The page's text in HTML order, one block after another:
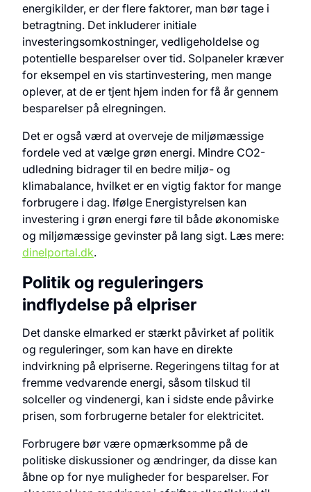
energikilder, er der flere faktorer, man bør tage i
betragtning. Det inkluderer initiale
investeringsomkostninger, vedligeholdelse og
potentielle besparelser over tid. Solpaneler kræver
for eksempel en vis startinvestering, men mange
oplever, at de er tjent hjem inden for få år gennem
besparelser på elregningen.
Det er også værd at overveje de miljømæssige
fordele ved at vælge grøn energi. Mindre CO2-
udledning bidrager til en bedre miljø- og
klimabalance, hvilket er en vigtig faktor for mange
forbrugere i dag. Ifølge Energistyrelsen kan
investering i grøn energi føre til både økonomiske
og miljømæssige gevinster på lang sigt. Læs mere:
dinelportal.dk.
Politik og reguleringers
indflydelse på elpriser
Det danske elmarked er stærkt påvirket af politik
og reguleringer, som kan have en direkte
indvirkning på elpriserne. Regeringens tiltag for at
fremme vedvarende energi, såsom tilskud til
solceller og vindenergi, kan i sidste ende påvirke
prisen, som forbrugerne betaler for elektricitet.
Forbrugere bør være opmærksomme på de
politiske diskussioner og ændringer, da disse kan
åbne op for nye muligheder for besparelser. For